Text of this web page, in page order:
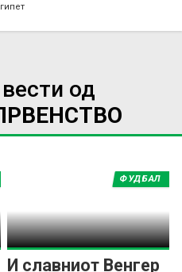
од
И славниот Венгер
ФУДБАЛ